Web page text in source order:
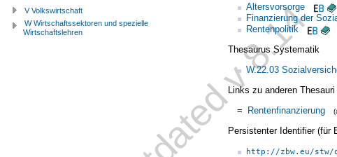
Altersvorsorge
Finanzierung der
Rentenpolitik
Thesaurus Systematik
W.22.03
Links zu anderen
= Rentenfinanzierung
Persistenter Identifier (für
http://zbw.eu/stw/
V Volkswirtschaft
W Wirtschaftssektoren und spezielle
Wirtschaftslehren